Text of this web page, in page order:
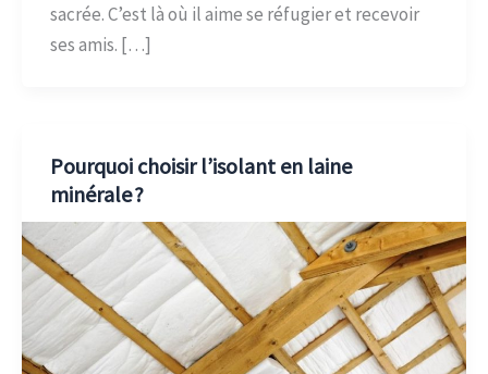
sacrée. C’est là où il aime se réfugier et recevoir
ses amis. […]
Pourquoi choisir l’isolant en laine
minérale ?